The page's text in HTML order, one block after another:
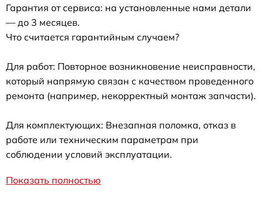
Гарантия от сервиса: на установленные нами детали
— до 3 месяцев.
Что считается гарантийным случаем?
Для работ: Повторное возникновение неисправности,
который напрямую связан с качеством проведенного
ремонта (например, некорректный монтаж запчасти).
Для комплектующих: Внезапная поломка, отказ в
работе или техническим параметрам при
соблюдении условий эксплуатации.
Показать полностью